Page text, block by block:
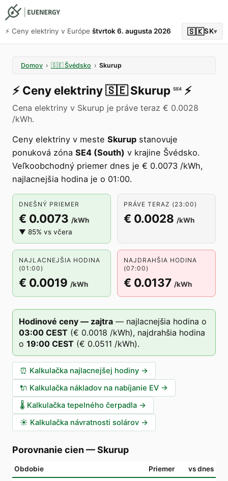
⚡️ Ceny elektriny v Európe štvrtok 6. augusta 2026 🇸🇰SK▾
Domov › 🇸🇪 Švédsko › Skurup
⚡️ Ceny elektriny🇸🇪 Skurup SE4 ⚡️
Cena elektriny v Skurup je práve teraz € 0.0028
/kWh.
Ceny elektriny v meste Skurup stanovuje
ponuková zóna SE4 (South) v krajine Švédsko.
Veľkoobchodný priemer dnes je € 0.0073 /kWh,
najlacnejšia hodina je o 01:00.
DNEŠNÝ PRIEMER
€ 0.0073 /kWh
▼ 85% vs včera
PRÁVE TERAZ (23:00)
€ 0.0028 /kWh
NAJLACNEJŠIA HODINA
(01:00)
€ 0.0019 /kWh
NAJDRAHŠIA HODINA
(07:00)
€ 0.0137 /kWh
Hodinové ceny — zajtra — najlacnejšia hodina o
03:00 CEST (€ 0.0018 /kWh), najdrahšia hodina
o 19:00 CEST (€ 0.0511 /kWh).
⏰ Kalkulačka najlacnejšej hodiny →
🔌 Kalkulačka nákladov na nabíjanie EV →
🌡️ Kalkulačka tepelného čerpadla →
☀️ Kalkulačka návratnosti solárov →
Porovnanie cien —Skurup
Obdobie Priemer vs dnes